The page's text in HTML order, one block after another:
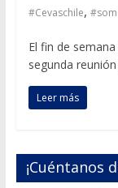
#Cevaschile,
El fin de
segunda
Leer más
¡Cuéntanos